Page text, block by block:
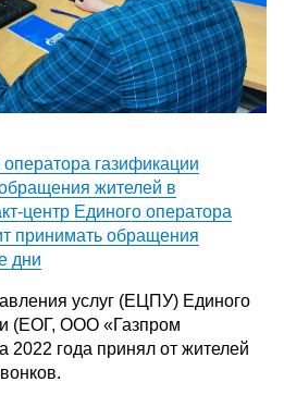
оператора газификации
жителей в
центр Единого оператора
принимать обращения
дни
услуг (ЕЦПУ) Единого
(ЕОГ, ООО «Газпром
2022 года принял от жителей